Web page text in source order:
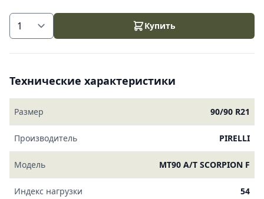
Купить
Технические характеристики
Размер 90/90 R21
Производитель PIRELLI
Модель MT90 A/T SCORPION F
Индекс нагрузки 54